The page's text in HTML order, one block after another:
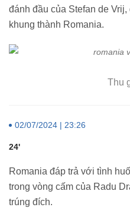
đánh đầu của Stefan de
khung thành Romania.
Thu
02/07/2024 | 23:26
24'
Romania đáp trả với tình
trong vòng cấm của Radu
trúng đích.